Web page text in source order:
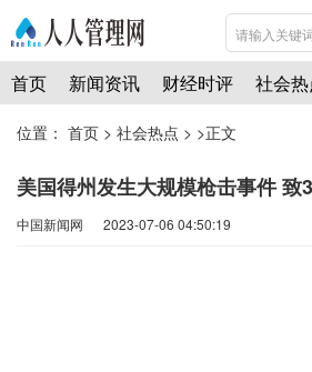
首页 新闻资讯 财经时评 社会
位置： 首页 > 社会热点 > >正文
美国得州发生大规模枪击事件 致
中国新闻网 2023-07-06 04:50:19